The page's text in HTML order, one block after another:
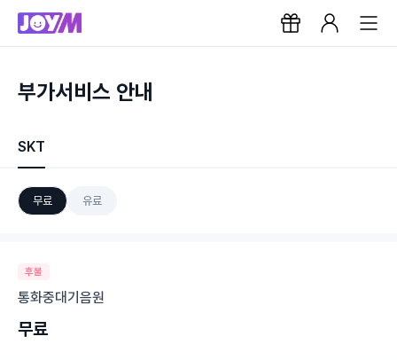
부가서비스 안내
SKT
무료 유료
후불
통화중대기음원
무료